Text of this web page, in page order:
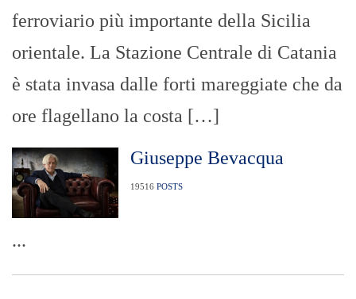
ferroviario più importante della Sicilia
orientale. La Stazione Centrale di Catania
è stata invasa dalle forti mareggiate che da
ore flagellano la costa […]
Giuseppe Bevacqua
19516 POSTS
...